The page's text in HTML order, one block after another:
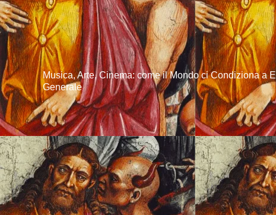
Musica, Arte, Cinema: come il Mondo ci Condiziona a
Generale